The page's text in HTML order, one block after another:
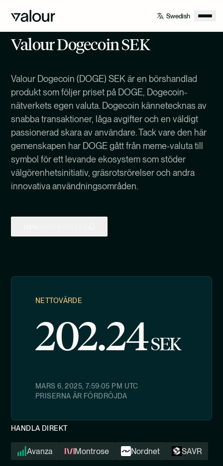
Valour Dogecoin SEK
Valour Dogecoin (DOGE) SEK är en börshandlad
produkt som följer priset på DOGE, Dogecoin-
nätverkets egen valuta. Dogecoin kännetecknas av
snabba transaktioner, låga avgifter och en väldigt
passionerad skara av användare. Tack vare den här
gemenskapen har DOGE gått från meme-valuta till
symbol för ett levande ekosystem som stöder
välgörenhetsinitiativ, gräsrotsrörelser och andra
innovativa användningsområden.
NETTOVÄRDE
202.24SEK
MARS 6, 2025, 7:59:05 PM UTC
PRISERNA ÄR FÖRDRÖJDA
HANDLA DIREKT
Avanza Montrose Nordnet SAVR